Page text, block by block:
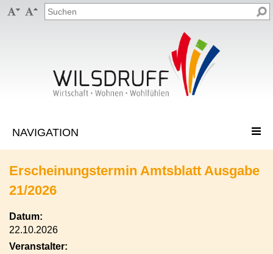
 
Erscheinungstermin Amtsblatt Ausgabe
21/2026
Datum:
22.10.2026
Veranstalter: